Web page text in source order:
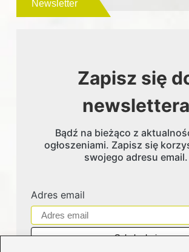
Newsletter
Zapisz się
newslettera
Bądź na bieżąco z
ogłoszeniami. Zapisz się
swojego adresu email.
Adres email